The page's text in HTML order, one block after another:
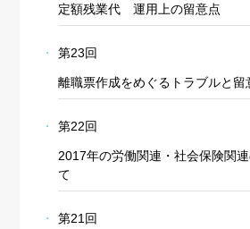
定額残業代 運用上の留意点
第23回
離職票作成をめぐるトラブルと留
第22回
2017年の労働関連・社会保険関
て
第21回